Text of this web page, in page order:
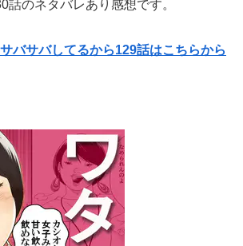
話のネタバレあり感想です。
バサバしてるから129話はこちらから